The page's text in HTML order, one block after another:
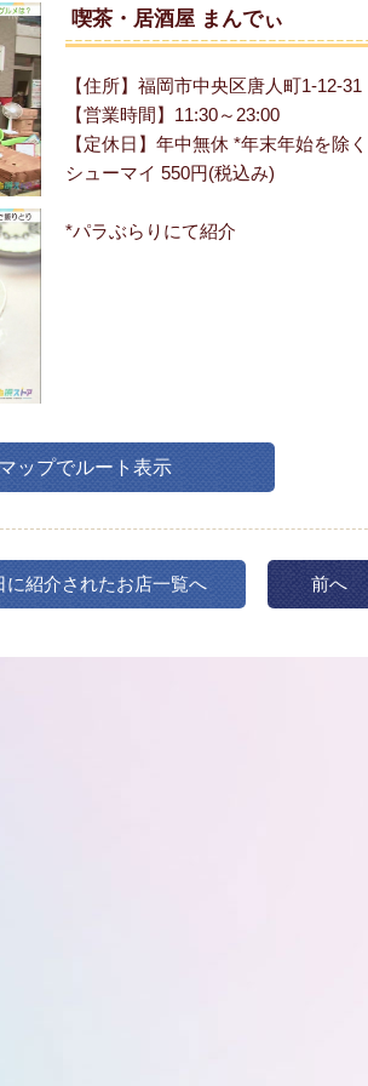
喫茶・居酒屋 まんでぃ
【住所】福岡市中央区唐人町1-12-31
【営業時間】11:30～23:00
【定休日】年中無休 *年末年始を除く
シューマイ 550円(税込み)
*パラぶらりにて紹介
ップでルート表示
に紹介されたお店一覧へ 前へ